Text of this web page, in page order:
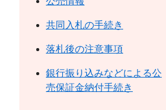
共同入札の手続き
落札後の注意事項
銀行振り込みなどによる公
売保証金納付手続き